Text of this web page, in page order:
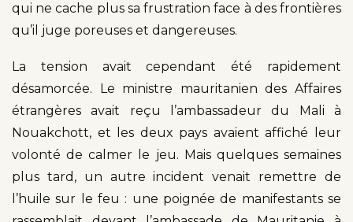
qui ne cache plus sa frustration face à des frontières
qu’il juge poreuses et dangereuses.
La tension avait cependant été rapidement
désamorcée. Le ministre mauritanien des Affaires
étrangères avait reçu l’ambassadeur du Mali à
Nouakchott, et les deux pays avaient affiché leur
volonté de calmer le jeu. Mais quelques semaines
plus tard, un autre incident venait remettre de
l’huile sur le feu : une poignée de manifestants se